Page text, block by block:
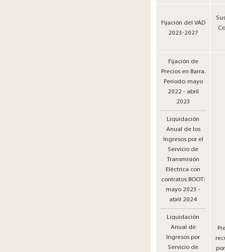
Fijación del VAD
2023-2027
Fijación de
Precios en Barra.
Periodo: mayo
2022 - abril
2023
Liquidación
Anual de los
Ingresos por el
Servicio de
Transmisión
Eléctrica con
contratos BOOT:
mayo 2023 -
abril 2024
Liquidación
Anual de
Ingresos por
Servicio de